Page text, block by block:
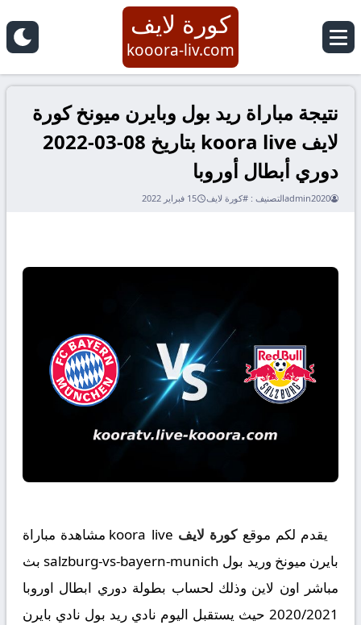
كورة لايف
kooora-liv.com
نتيجة مباراة ريد بول وبايرن ميونخ كورة
لايف koora live بتاريخ 08-03-2022
دوري أبطال أوروبا
admin2020التصنيف : #كورة لايف 15 فبراير 2022
يقدم لكم موقعكورة لايف
koora live مشاهدة مباراة
بايرن ميونخ وريد بول salzburg-vs-bayern-munich بث
مباشر اون لاين وذلك لحساب بطولة دوري ابطال اوروبا
2020/2021 حيث يستقبل اليوم نادي ريد بول نادي بايرن